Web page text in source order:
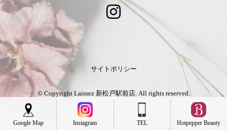
サイトポリシー
© Copyright Laissez 新松戸駅前店. All rights reserved.
Google Map Instagram TEL Hotpepper Beauty